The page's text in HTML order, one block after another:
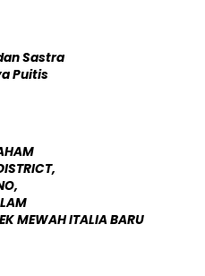
Sastra
Puitis
MEWAH ITALIA BARU